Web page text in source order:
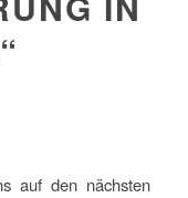
auf den nächsten